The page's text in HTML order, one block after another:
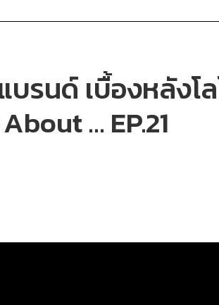
รนด์ เบื้องหลังโ
… EP.21